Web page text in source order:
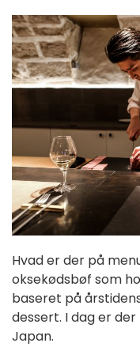
Hvad er der på
oksekødsbøf som
baseret på
dessert. I dag er
Japan.